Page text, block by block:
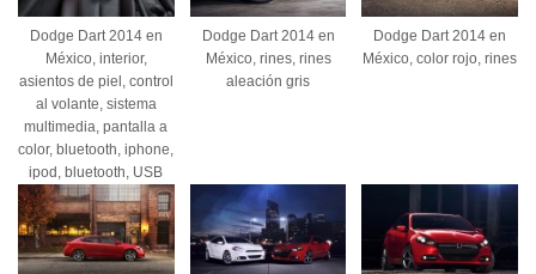
Dodge Dart 2014 en
México, interior,
asientos de piel, control
al volante, sistema
multimedia, pantalla a
color, bluetooth, iphone,
ipod, bluetooth, USB
Dodge Dart 2014 en
México, rines, rines
aleación gris
Dodge Dart 2014 en
México, color rojo, rines